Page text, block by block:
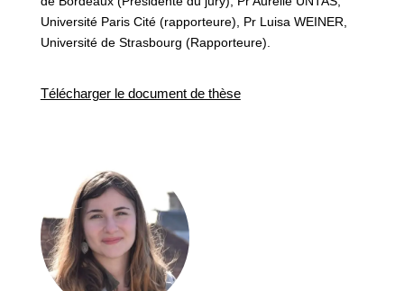
Université Paris Cité (rapporteure), Pr Luisa WEINER,
Université de Strasbourg (Rapporteure).
Télécharger le document de thèse